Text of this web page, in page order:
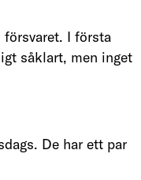
försvaret. I första
såklart, men inget
De har ett par